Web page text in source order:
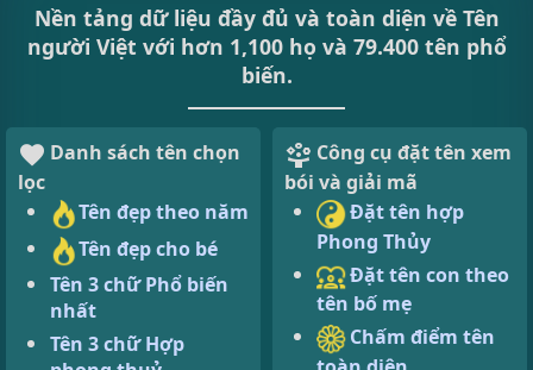
Nền tảng dữ liệu đầy đủ và toàn diện về Tên
người Việt với hơn 1,100 họ và 79.400 tên phổ
biến.
Danh sách tên chọn
lọc
Tên đẹp theo năm
Tên đẹp cho bé
Tên 3 chữ Phổ biến
nhất
Tên 3 chữ Hợp
Công cụ đặt tên xem
bói và giải mã
Đặt tên hợp
Phong Thủy
Đặt tên con theo
tên bố mẹ
Chấm điểm tên